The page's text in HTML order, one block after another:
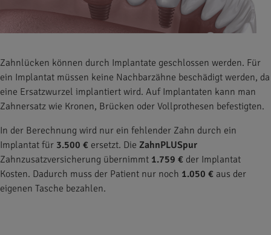
Zahnlücken können durch Implantate geschlossen werden. Für
ein Implantat müssen keine Nachbarzähne beschädigt werden, da
eine Ersatzwurzel implantiert wird. Auf Implantaten kann man
Zahnersatz wie Kronen, Brücken oder Vollprothesen befestigten.
In der Berechnung wird nur ein fehlender Zahn durch ein
Implantat für 3.500 € ersetzt. Die ZahnPLUSpur
Zahnzusatzversicherung übernimmt 1.759 € der Implantat
Kosten. Dadurch muss der Patient nur noch 1.050 € aus der
eigenen Tasche bezahlen.